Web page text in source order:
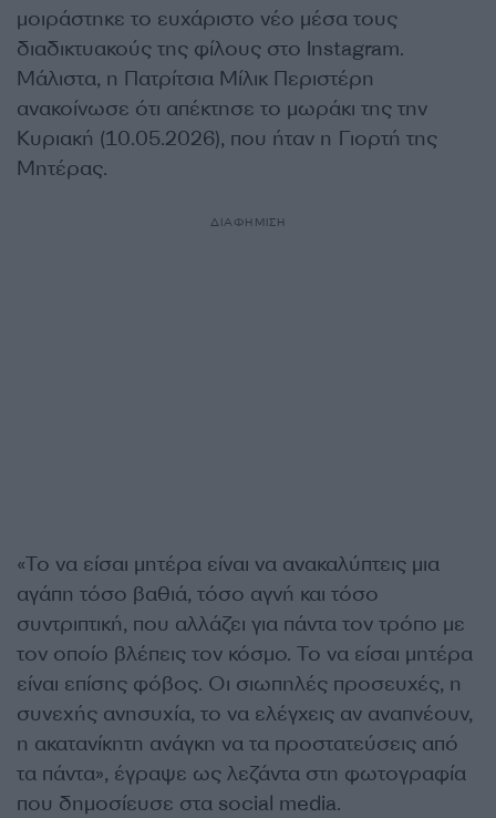
μοιράστηκε το ευχάριστο νέο μέσα τους
διαδικτυακούς της φίλους στο Instagram.
Μάλιστα, η Πατρίτσια Μίλικ Περιστέρη
ανακοίνωσε ότι απέκτησε το μωράκι της την
Κυριακή (10.05.2026), που ήταν η Γιορτή της
Μητέρας.
ΔΙΑΦΗΜΙΣΗ
«Το να είσαι μητέρα είναι να ανακαλύπτεις μια
αγάπη τόσο βαθιά, τόσο αγνή και τόσο
συντριπτική, που αλλάζει για πάντα τον τρόπο με
τον οποίο βλέπεις τον κόσμο. Το να είσαι μητέρα
είναι επίσης φόβος. Οι σιωπηλές προσευχές, η
συνεχής ανησυχία, το να ελέγχεις αν αναπνέουν,
η ακατανίκητη ανάγκη να τα προστατεύσεις από
τα πάντα», έγραψε ως λεζάντα στη φωτογραφία
που δημοσίευσε στα social media.